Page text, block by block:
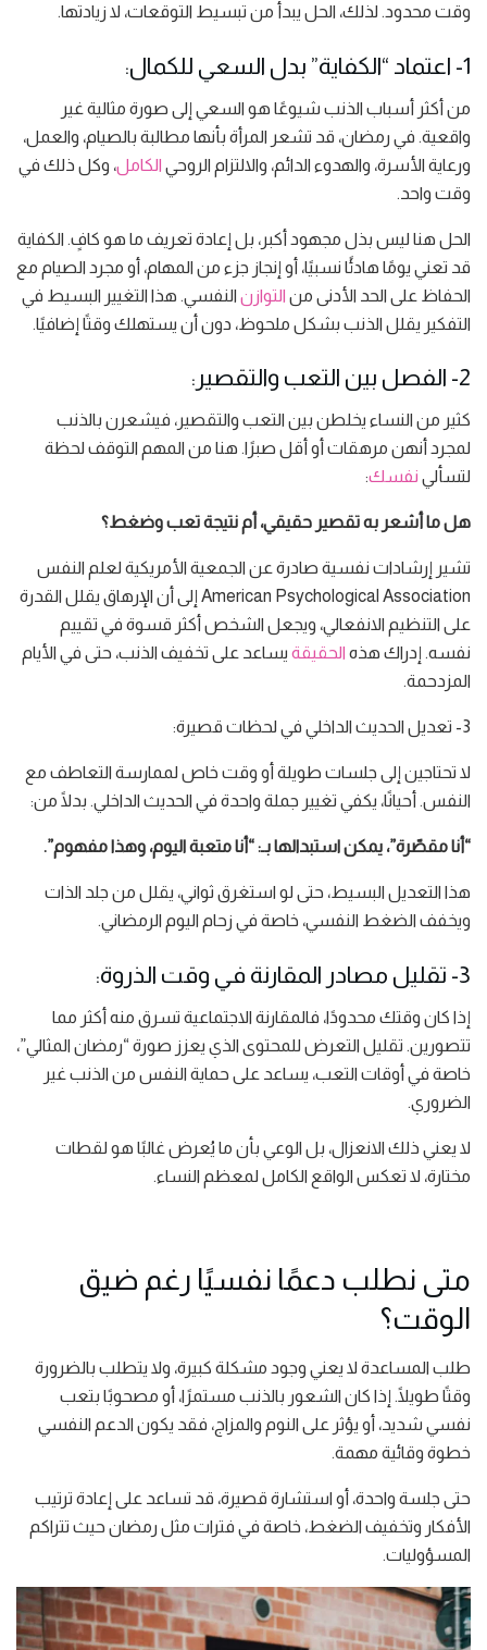
وقت محدود. لذلك، الحل يبدأ من تبسيط التوقعات، لا زيادتها.
1- اعتماد “الكفاية” بدل السعي للكمال:
من أكثر أسباب الذنب شيوعًا هو السعي إلى صورة مثالية غير
واقعية. في رمضان، قد تشعر المرأة بأنها مطالبة بالصيام، والعمل،
ورعاية الأسرة، والهدوء الدائم، والالتزام الروحي الكامل، وكل ذلك في
وقت واحد.
الحل هنا ليس بذل مجهود أكبر، بل إعادة تعريف ما هو كافٍ. الكفاية
قد تعني يومًا هادئًا نسبيًا، أو إنجاز جزء من المهام، أو مجرد الصيام مع
الحفاظ على الحد الأدنى من التوازن النفسي. هذا التغيير البسيط في
التفكير يقلل الذنب بشكل ملحوظ، دون أن يستهلك وقتًا إضافيًا.
2- الفصل بين التعب والتقصير:
كثير من النساء يخلطن بين التعب والتقصير، فيشعرن بالذنب
لمجرد أنهن مرهقات أو أقل صبرًا. هنا من المهم التوقف لحظة
لتسألي نفسك:
هل ما أشعر به تقصير حقيقي، أم نتيجة تعب وضغط؟
تشير إرشادات نفسية صادرة عن الجمعية الأمريكية لعلم النفس
American Psychological Association إلى أن الإرهاق يقلل القدرة
على التنظيم الانفعالي، ويجعل الشخص أكثر قسوة في تقييم
نفسه. إدراك هذه الحقيقة يساعد على تخفيف الذنب، حتى في الأيام
المزدحمة.
3- تعديل الحديث الداخلي في لحظات قصيرة:
لا تحتاجين إلى جلسات طويلة أو وقت خاص لممارسة التعاطف مع
النفس. أحيانًا، يكفي تغيير جملة واحدة في الحديث الداخلي. بدلًا من:
“أنا مقصّرة”، يمكن استبدالها بـ: “أنا متعبة اليوم، وهذا مفهوم”.
هذا التعديل البسيط، حتى لو استغرق ثواني، يقلل من جلد الذات
ويخفف الضغط النفسي، خاصة في زحام اليوم الرمضاني.
3- تقليل مصادر المقارنة في وقت الذروة:
إذا كان وقتك محدودًا، فالمقارنة الاجتماعية تسرق منه أكثر مما
تتصورين. تقليل التعرض للمحتوى الذي يعزز صورة “رمضان المثالي”،
خاصة في أوقات التعب، يساعد على حماية النفس من الذنب غير
الضروري.
لا يعني ذلك الانعزال، بل الوعي بأن ما يُعرض غالبًا هو لقطات
مختارة، لا تعكس الواقع الكامل لمعظم النساء.
متى نطلب دعمًا نفسيًا رغم ضيق
الوقت؟
طلب المساعدة لا يعني وجود مشكلة كبيرة، ولا يتطلب بالضرورة
وقتًا طويلًا. إذا كان الشعور بالذنب مستمرًا، أو مصحوبًا بتعب
نفسي شديد، أو يؤثر على النوم والمزاج، فقد يكون الدعم النفسي
خطوة وقائية مهمة.
حتى جلسة واحدة، أو استشارة قصيرة، قد تساعد على إعادة ترتيب
الأفكار وتخفيف الضغط، خاصة في فترات مثل رمضان حيث تتراكم
المسؤوليات.